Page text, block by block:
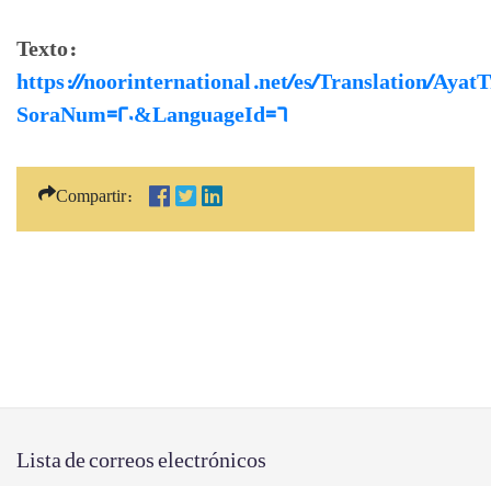
Texto:
https://noorinternational.net/es/Translation/
SoraNum=20&LanguageId=6
Compartir:
Lista de correos electrónicos